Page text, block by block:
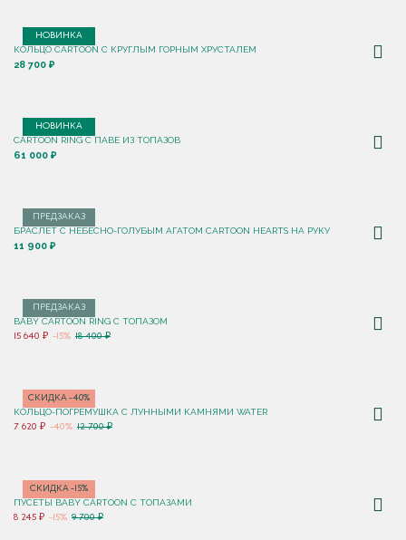
НОВИНКА
КОЛЬЦО CARTOON C КРУГЛЫМ ГОРНЫМ ХРУСТАЛЕМ
28 700 ₽
НОВИНКА
CARTOON RING С ПАВЕ ИЗ ТОПАЗОВ
61 000 ₽
ПРЕДЗАКАЗ
БРАСЛЕТ С НЕБЕСНО-ГОЛУБЫМ АГАТОМ CARTOON HEARTS НА РУКУ
11 900 ₽
ПРЕДЗАКАЗ
BABY CARTOON RING С ТОПАЗОМ
15 640 ₽ -15% 18 400 ₽
СКИДКА -40%
КОЛЬЦО-ПОГРЕМУШКА С ЛУННЫМИ КАМНЯМИ WATER
7 620 ₽ -40% 12 700 ₽
СКИДКА -15%
ПУСЕТЫ BABY CARTOON С ТОПАЗАМИ
8 245 ₽ -15% 9 700 ₽